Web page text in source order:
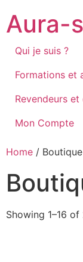
content
Aura-
Qui je suis ?
Formations et
Revendeurs
Mon Compte
Home / Boutique
Showing 1–16